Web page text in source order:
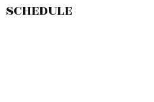
SCHEDULE